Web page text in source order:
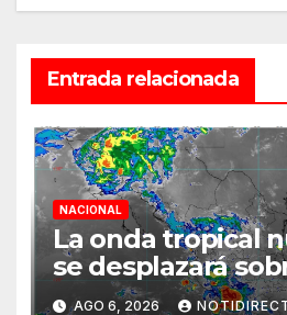
Entrada relacionada
NACIONAL
La onda tropical
se desplazará
sureste mexicano
AGO 6, 2026